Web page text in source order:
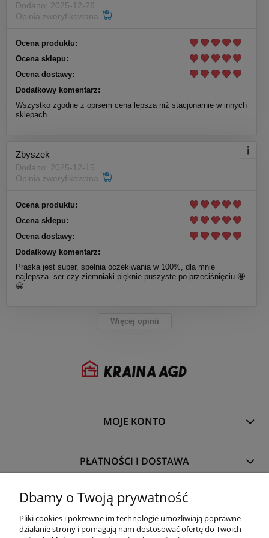
Dodano: 2025-12-26
Opinia zweryfikowana
Ocena produktu:
Ocena sklepu:
Ocena dostawy:
Dodatkowy komentarz:
Wszystko zgodne z opisem cena lepsza niż stacjonarnie w innych
sklepach
Zbyszek
Dodano: 2025-12-15
Opinia zweryfikowana
Ocena produktu:
Ocena sklepu:
Ocena dostawy:
Dodatkowy komentarz:
Praska jest super, spełnia oczekiwania w 100%, dla mnie
najlepsza- ser czy ziemniaki pięknie puszyste po przeciśnięciu 🤩
😀
Więcej opinii
MOJE KONTO
PŁATNOŚCI I DOSTAWA
INFORMACJE
Dbamy o Twoją prywatność
Pliki cookies i pokrewne im technologie umożliwiają poprawne
działanie strony i pomagają nam dostosować ofertę do Twoich